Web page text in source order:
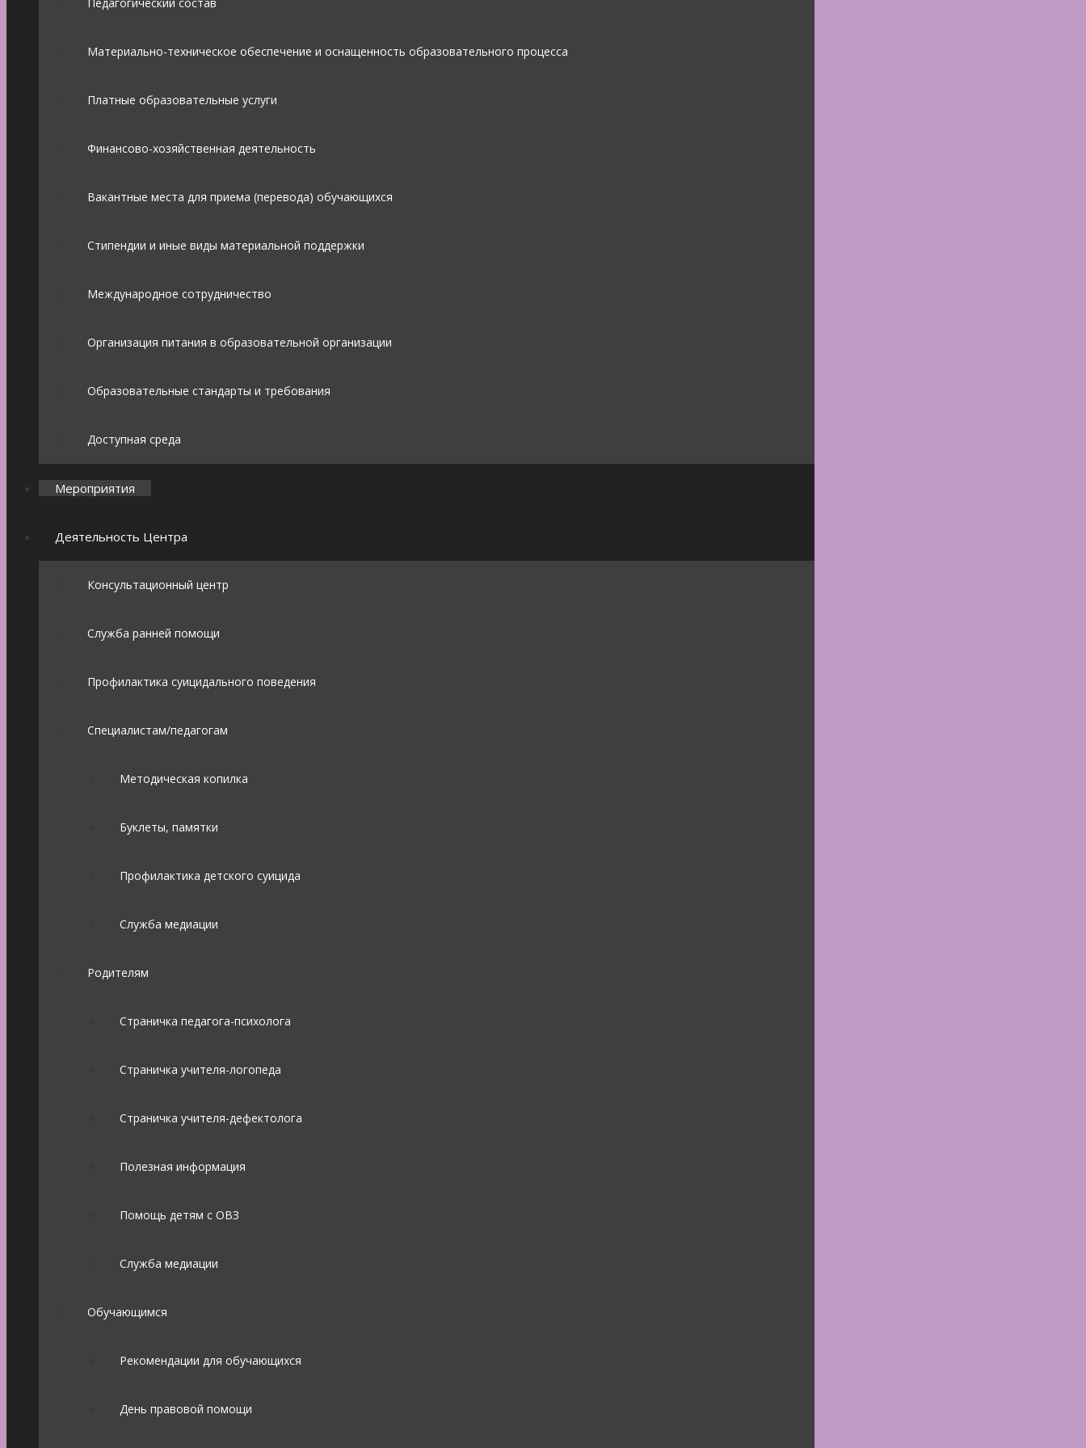
Материально-техническое обеспечение и оснащенность образовательного процесса
Платные образовательные услуги
Финансово-хозяйственная деятельность
Вакантные места для приема (перевода) обучающихся
Стипендии и иные виды материальной поддержки
Международное сотрудничество
Организация питания в образовательной организации
Образовательные стандарты и требования
Доступная среда
Мероприятия
Деятельность Центра
Консультационный центр
Служба ранней помощи
Профилактика суицидального поведения
Специалистам/педагогам
Методическая копилка
Буклеты, памятки
Профилактика детского суицида
Служба медиации
Родителям
Страничка педагога-психолога
Страничка учителя-логопеда
Страничка учителя-дефектолога
Полезная информация
Помощь детям с ОВЗ
Служба медиации
Обучающимся
Рекомендации для обучающихся
День правовой помощи